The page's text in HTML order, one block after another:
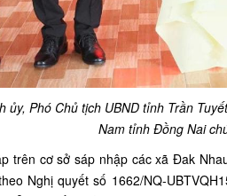
ủy, Phó Chủ tịch UBND tỉnh Trần
Nam tỉnh Đồng Nai
trên cơ sở sáp nhập các xã Đak
Nghị quyết số 1662/NQ-